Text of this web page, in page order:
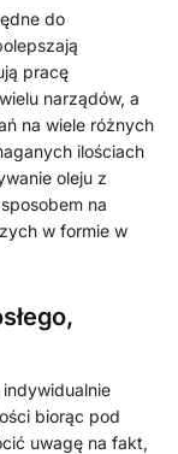
do
pracę
narządów, a
na wiele różnych
ilościach
oleju z
na
w formie w
biorąc pod
uwagę na fakt,